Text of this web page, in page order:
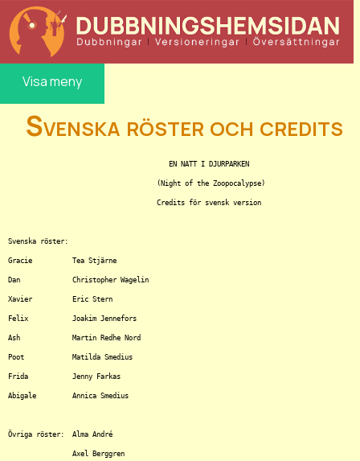
Visa meny
Svenska röster och credits
Svenska röster:
Gracie		Tea Stjärne
Dan		Christopher Wagelin
Xavier		Eric Stern
Felix		Joakim Jennefors
Ash		Martin Redhe Nord
Poot		Matilda Smedius
Frida		Jenny Farkas
Abigale		Annica Smedius
Övriga röster:	Alma André